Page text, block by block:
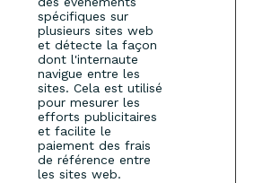
spécifiques sur
plusieurs sites web
et détecte la façon
dont l'internaute
navigue entre les
sites. Cela est utilisé
pour mesurer les
efforts publicitaires
et facilite le
paiement des frais
de référence entre
les sites web.